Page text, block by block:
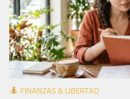
FINANZAS & LIBERTAD